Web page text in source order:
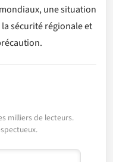
une situation
sécurité régionale et
milliers de lecteurs.